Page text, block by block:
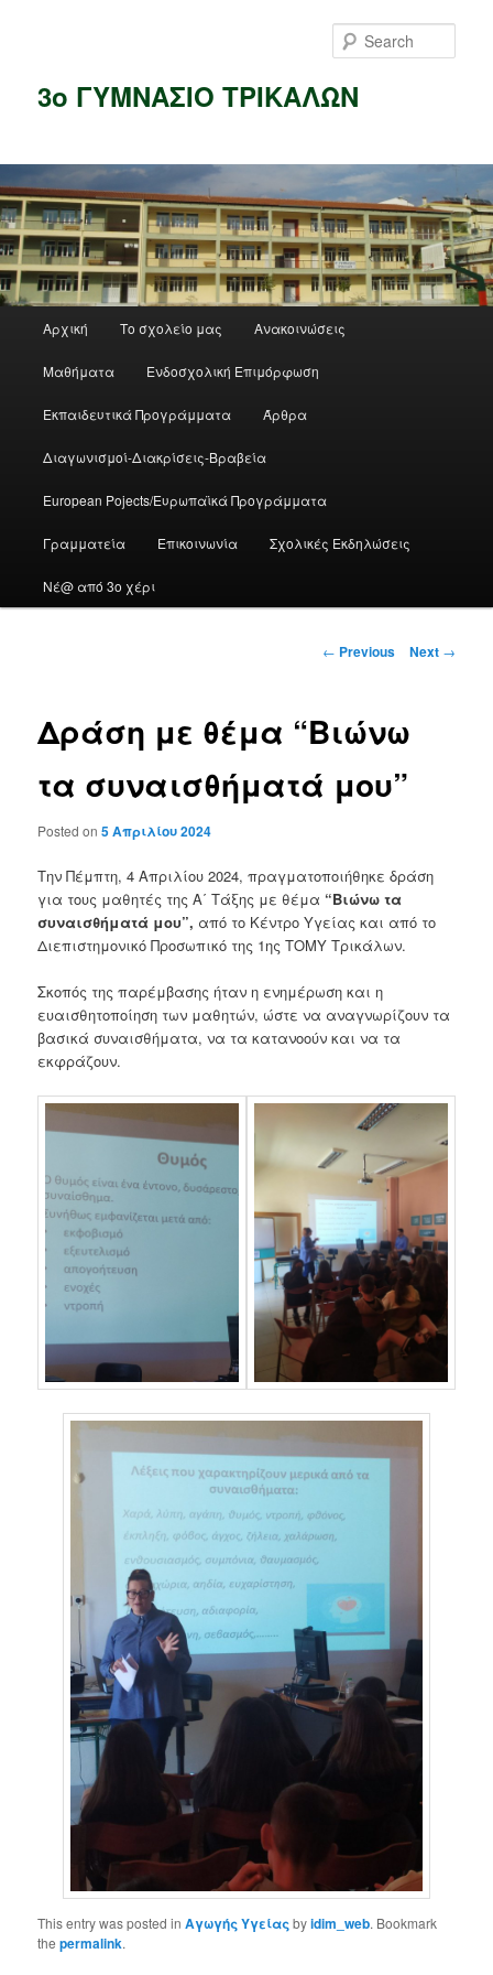
3ο ΓΥΜΝΑΣΙΟ ΤΡΙΚΑΛΩΝ
Αρχική Το σχολείο μας Ανακοινώσεις
Μαθήματα Ενδοσχολική Επιμόρφωση
Εκπαιδευτικά Προγράμματα Άρθρα
Διαγωνισμοί-Διακρίσεις-Βραβεία
European Pojects/Ευρωπαϊκά Προγράμματα
Γραμματεία Επικοινωνία Σχολικές Εκδηλώσεις
Νέ@ από 3ο χέρι
Post
← Previous Next →
Δράση με θέμα “Βιώνω
τα συναισθήματά μου”
Posted on5 Απριλίου 2024
Την Πέμπτη, 4 Απριλίου 2024, πραγματοποιήθηκε δράση
για τους μαθητές της Α΄ Τάξης με θέμα “Βιώνω τα
συναισθήματά μου”, από το Κέντρο Υγείας και από το
Διεπιστημονικό Προσωπικό της 1ης ΤΟΜΥ Τρικάλων.
Σκοπός της παρέμβασης ήταν η ενημέρωση και η
ευαισθητοποίηση των μαθητών, ώστε να αναγνωρίζουν τα
βασικά συναισθήματα, να τα κατανοούν και να τα
εκφράζουν.
This entry was posted inΑγωγής Υγείαςbyidim_web. Bookmark
thepermalink.